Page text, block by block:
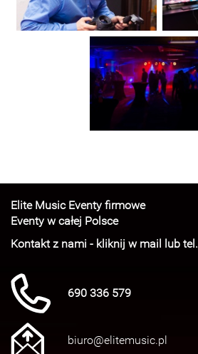
Elite Music Eventy firmowe
Eventy w całej Polsce
Kontakt z nami - kliknij w mail lub tel.
690 336 579
biuro@elitemusic.pl